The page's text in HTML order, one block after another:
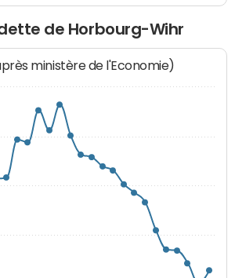
de Horbourg-Wihr
ministère de l'Economie)